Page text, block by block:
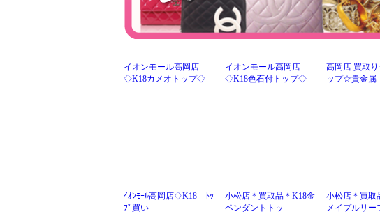
イオンモール高岡店
◇K18カメオトップ◇
イオンモール高岡店
◇K18色石付トップ◇
高岡店 買取
ップ☆貴金属
ｲｵﾝﾓｰﾙ高岡店♢K18 ﾄｯ
ﾌﾟ買い
小松店＊買取品＊K18金
ペンダントトッ
小松店＊買
メイプルリー